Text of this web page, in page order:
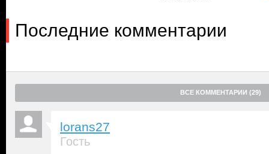
Последние комментарии
ВСЕ КОММЕНТАРИИ (29)
lorans27
Гость